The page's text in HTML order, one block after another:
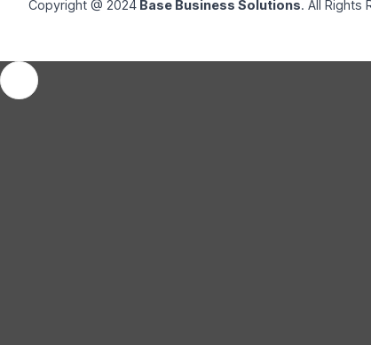
Copyright @ 2024 Base Business Solutions. All Rights